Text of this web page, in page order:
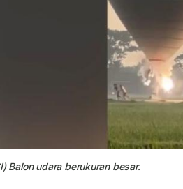
Balon udara berukuran besar.